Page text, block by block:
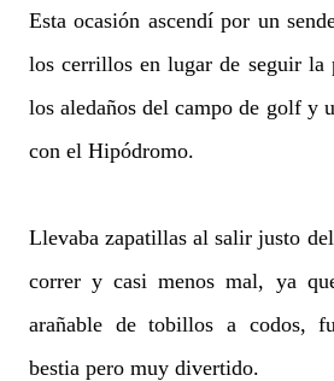
Esta ocasión ascendí por un
los cerrillos en lugar de seguir la
los aledaños del campo de golf y
con el Hipódromo.
Llevaba zapatillas al salir justo
correr y casi menos mal, ya
arañable de tobillos a codos,
bestia pero muy divertido.